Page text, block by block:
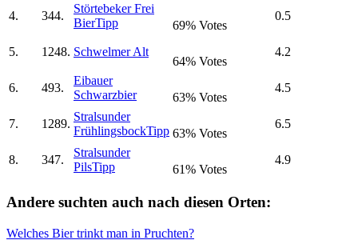
4. 344.
Störtebeker Frei
BierTipp 69% Votes
0.5
5. 1248. Schwelmer Alt
64% Votes
4.2
6. 493.
Eibauer
Schwarzbier
63% Votes
4.5
7. 1289.
Stralsunder
FrühlingsbockTipp 63% Votes
6.5
8. 347.
Stralsunder
PilsTipp 61% Votes
4.9
Andere suchten auch nach diesen Orten:
Welches Bier trinkt man in Pruchten?